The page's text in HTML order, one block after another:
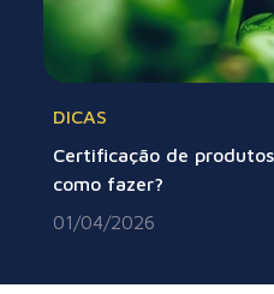
DICAS
Certificação de
como fazer?
01/04/2026